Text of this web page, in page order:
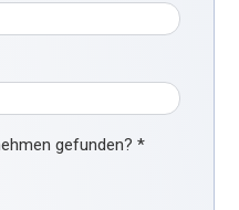
gefunden?*